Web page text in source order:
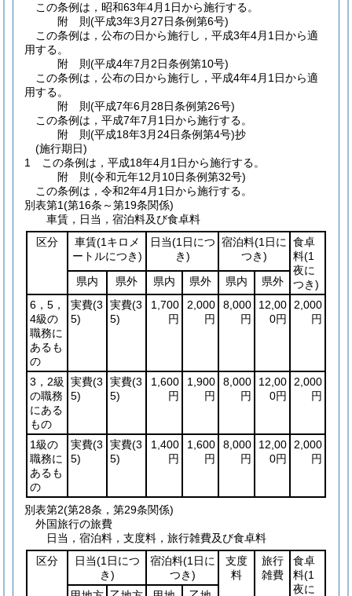
この条例は，昭和63年4月1日から施行する。
附 則(平成3年3月27日条例第6号)
この条例は，公布の日から施行し，平成3年4月1日から適
用する。
附 則(平成4年7月2日条例第10号)
この条例は，公布の日から施行し，平成4年4月1日から適
用する。
附 則(平成7年6月28日条例第26号)
この条例は，平成7年7月1日から施行する。
附 則(平成18年3月24日条例第4号)抄
(施行期日)
1
この条例は，平成18年4月1日から施行する。
附 則(令和元年12月10日条例第32号)
この条例は，令和2年4月1日から施行する。
別表第1(第16条～第19条関係)
車賃，日当，宿泊料及び食卓料
区分
車賃(1キロメ
ートルにつき)
日当(1日につ
き)
宿泊料(1日に
つき)
食卓
料(1
夜に
つき)
県内 県外 県内 県外 県内
県外
6，5，
4級の
職務に
あるも
の
実費(3
5)
実費(3
5)
1,700
円
2,000
円
8,000
円
12,00
0円
2,000
円
3，2級
の職務
にある
もの
実費(3
5)
実費(3
5)
1,600
円
1,900
円
8,000
円
12,00
0円
2,000
円
1級の
職務に
あるも
の
実費(3
5)
実費(3
5)
1,400
円
1,600
円
8,000
円
12,00
0円
2,000
円
別表第2(第28条，第29条関係)
外国旅行の旅費
日当，宿泊料，支度料，旅行雑費及び食卓料
区分
日当(1日につ
き)
宿泊料(1日に
つき)
支度
料
旅行
雑費
食卓
料(1
夜に